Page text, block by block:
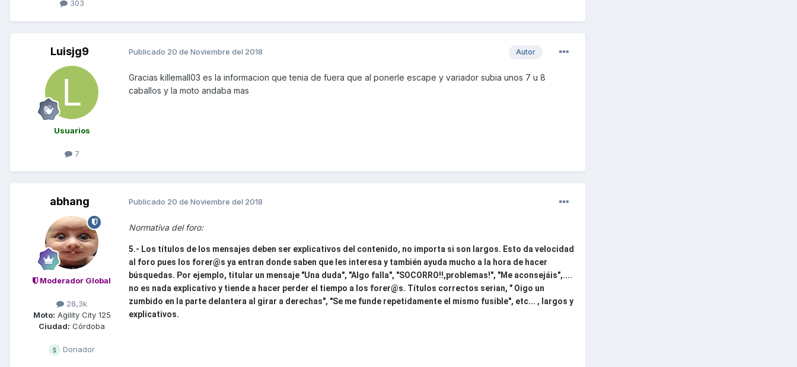
303
Luisjg9
Usuarios
7
Autor
Publicado 20 de Noviembre del 2018
Gracias killemall03 es la informacion que tenia de fuera que al ponerle escape y variador subia unos 7 u 8
caballos y la moto andaba mas
abhang
Moderador Global
28,3k
Moto: Agility City 125
Ciudad: Córdoba
Donador
Publicado 20 de Noviembre del 2018
Normativa del foro:
5.- Los títulos de los mensajes deben ser explicativos del contenido, no importa si son largos. Esto da velocidad
al foro pues los forer@s ya entran donde saben que les interesa y también ayuda mucho a la hora de hacer
búsquedas. Por ejemplo, titular un mensaje "Una duda", "Algo falla", "SOCORRO!!,problemas!", "Me aconsejáis",....
no es nada explicativo y tiende a hacer perder el tiempo a los forer@s. Títulos correctos serian, " Oigo un
zumbido en la parte delantera al girar a derechas", "Se me funde repetidamente el mismo fusible", etc... , largos y
explicativos.